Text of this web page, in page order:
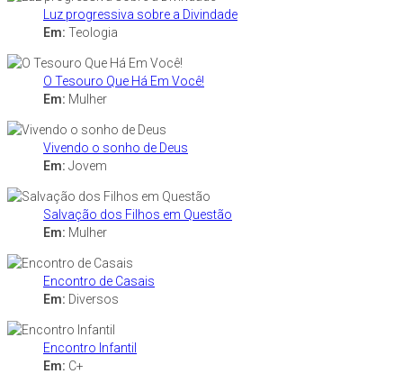
Luz progressiva sobre a Divindade
Em: Teologia
O Tesouro Que Há Em Você!
Em: Mulher
Vivendo o sonho de Deus
Em: Jovem
Salvação dos Filhos em Questão
Em: Mulher
Encontro de Casais
Em: Diversos
Encontro Infantil
Em: C+